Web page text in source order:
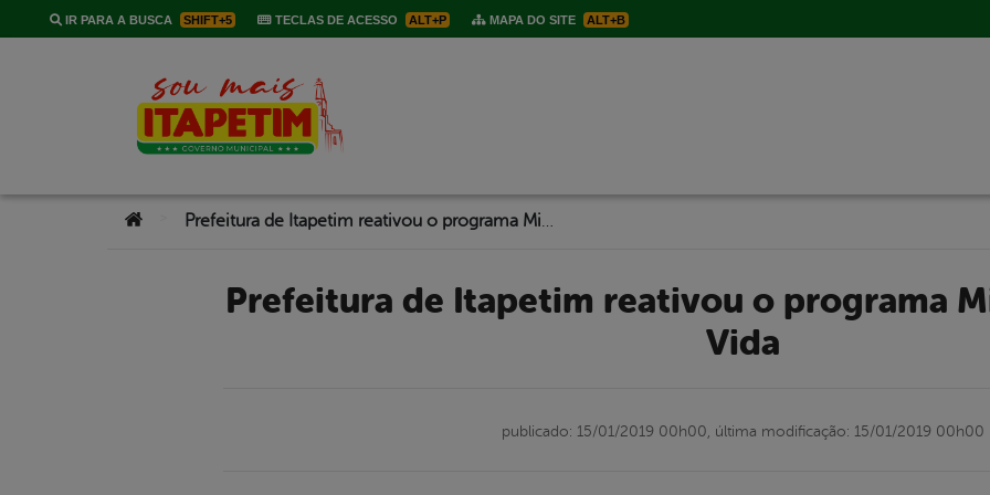
IR PARA A BUSCA SHIFT+5 TECLAS DE ACESSO ALT+P MAPA DO SITE ALT+B
Você está aqui: Prefeitura de Itapetim reativou o programa Minha Casa Minha Vida
Prefeitura de Itapetim reativou o programa Minha Casa Minha
Vida
publicado: 15/01/2019 00h00, última modificação: 15/01/2019 00h00